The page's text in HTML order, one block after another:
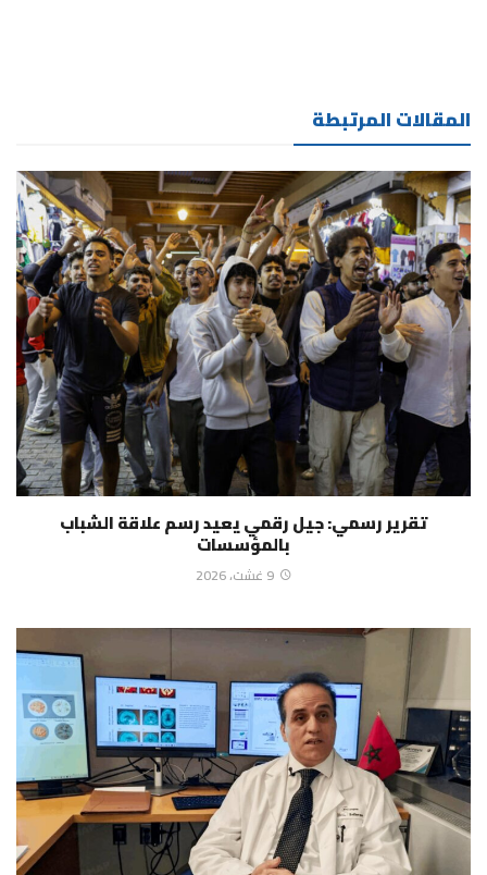
المقالات المرتبطة
تقرير رسمي: جيل رقمي يعيد رسم علاقة الشباب
بالمؤسسات
9 غشت، 2026